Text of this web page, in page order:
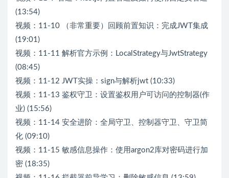
(13:54)
视频：11-10 （非常重要）回顾前置知识：完成JWT集成
(19:01)
视频：11-11 解析官方示例：LocalStrategy与JwtStrategy
(08:45)
视频：11-12 JWT实操：sign与解析jwt (10:33)
视频：11-13 鉴权守卫：设置鉴权用户可访问的控制器(作
业) (15:56)
视频：11-14 安全进阶：全局守卫、控制器守卫、守卫简
化 (09:10)
视频：11-15 敏感信息操作：使用argon2库对密码进行加
密 (18:35)